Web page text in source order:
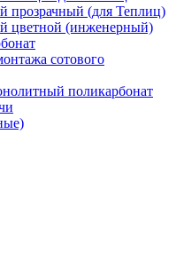
прозрачный (для Теплиц)
цветной (инженерный)
сотового
поликарбонат